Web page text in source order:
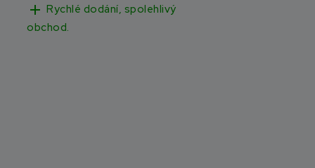
add Rychlé dodání, spolehlivý
obchod.